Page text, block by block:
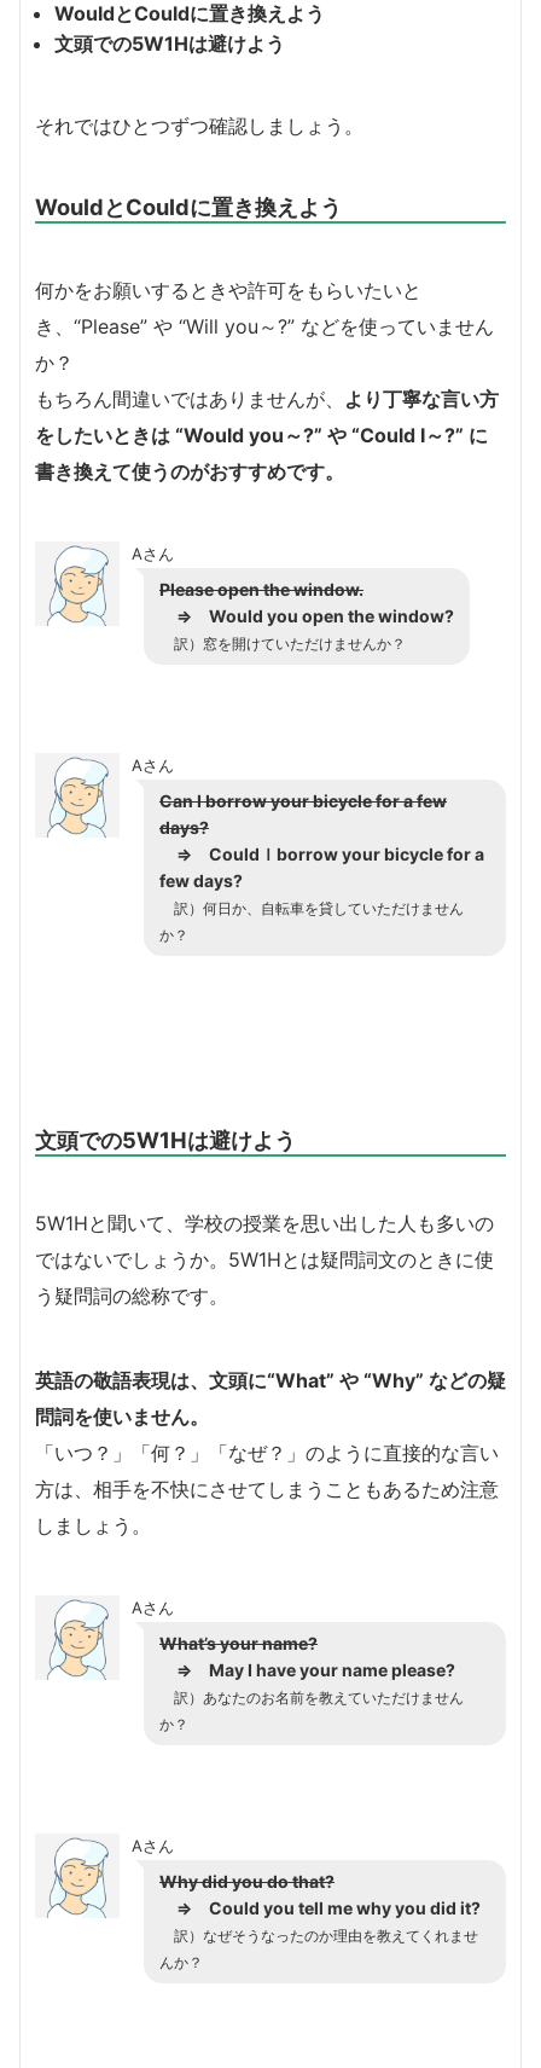
WouldとCouldに置き換えよう
文頭での5W1Hは避けよう
それではひとつずつ確認しましょう。
WouldとCouldに置き換えよう
何かをお願いするときや許可をもらいたいと
き、“Please” や “Will you～?” などを使っていません
か？
もちろん間違いではありませんが、 より丁寧な言い方
をしたいときは “Would you～?” や “Could I～?” に
書き換えて使うのがおすすめです。
Aさん
Please open the window.
⇒ Would you open the window?
訳）窓を開けていただけませんか？
Aさん
Can I borrow your bicycle for a few
days?
⇒ Couldｌ borrow your bicycle for a
few days?
訳）何日か、自転車を貸していただけません
か？
文頭での5W1Hは避けよう
5W1Hと聞いて、学校の授業を思い出した人も多いの
ではないでしょうか。5W1Hとは疑問詞文のときに使
う疑問詞の総称です。
英語の敬語表現は、文頭に“What” や “Why” などの疑
問詞を使いません。
「いつ？」「何？」「なぜ？」のように直接的な言い
方は、相手を不快にさせてしまうこともあるため注意
しましょう。
Aさん
What’s your name?
⇒ May I have your name please?
訳）あなたのお名前を教えていただけません
か？
Aさん
Why did you do that?
⇒ Could you tell me why you did it?
訳）なぜそうなったのか理由を教えてくれませ
んか？